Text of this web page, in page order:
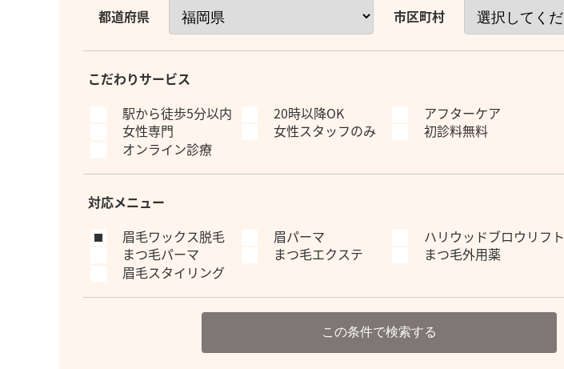
都道府県 市区町村
こだわりサービス
駅から徒歩5分以内
20時以降OK
アフターケア
女性専門
女性スタッフのみ
初診料無料
オンライン診療
対応メニュー
眉毛ワックス脱毛
眉パーマ
ハリウッドブロウリフト
まつ毛パーマ
まつ毛エクステ
まつ毛外用薬
眉毛スタイリング
この条件で検索する